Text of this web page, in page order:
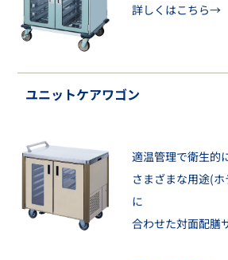
詳しくはこちら→
ユニットケアワゴン
適温管理で衛生的
さまざまな用途(
に
合わせた対面配膳